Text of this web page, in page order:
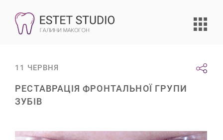
11 ЧЕРВНЯ
РЕСТАВРАЦІЯ ФРОНТАЛЬНОЇ ГРУПИ
ЗУБІВ